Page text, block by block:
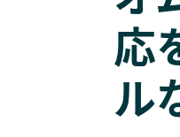
応
ル